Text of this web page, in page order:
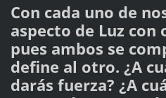
Con cada uno de
aspecto de Luz
pues ambos se
define al otro. ¿A
darás fuerza? ¿A